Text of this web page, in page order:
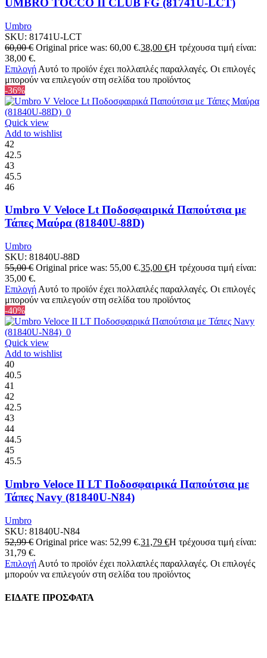
UMBRO TOCCO II CLUB FG (81741U-LCT)
Umbro
SKU: 81741U-LCT
60,00€ Original price was: 60,00 €.38,00 €Η τρέχουσα τιμή είναι:
38,00 €.
Επιλογή Αυτό το προϊόν έχει πολλαπλές παραλλαγές. Οι επιλογές
μπορούν να επιλεγούν στη σελίδα του προϊόντος
-36%
Quick view
Add to wishlist
42
42.5
43
45.5
46
Umbro V Veloce Lt Ποδοσφαιρικά Παπούτσια με
Τάπες Μαύρα (81840U-88D)
Umbro
SKU: 81840U-88D
55,00€ Original price was: 55,00 €.35,00 €Η τρέχουσα τιμή είναι:
35,00 €.
Επιλογή Αυτό το προϊόν έχει πολλαπλές παραλλαγές. Οι επιλογές
μπορούν να επιλεγούν στη σελίδα του προϊόντος
-40%
Quick view
Add to wishlist
40
40.5
41
42
42.5
43
44
44.5
45
45.5
Umbro Veloce II LT Ποδοσφαιρικά Παπούτσια με
Τάπες Navy (81840U-N84)
Umbro
SKU: 81840U-N84
52,99€ Original price was: 52,99 €.31,79 €Η τρέχουσα τιμή είναι:
31,79 €.
Επιλογή Αυτό το προϊόν έχει πολλαπλές παραλλαγές. Οι επιλογές
μπορούν να επιλεγούν στη σελίδα του προϊόντος
ΕΙΔΑΤΕ ΠΡΟΣΦΑΤΑ